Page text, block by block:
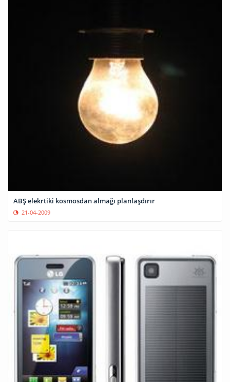
ABŞ elekrtiki kosmosdan almağı planlaşdırır
21-04-2009